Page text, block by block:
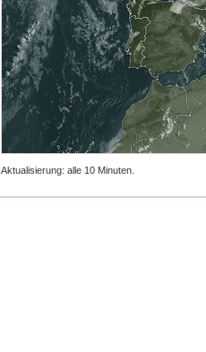
Aktualisierung: alle 10 Minuten.